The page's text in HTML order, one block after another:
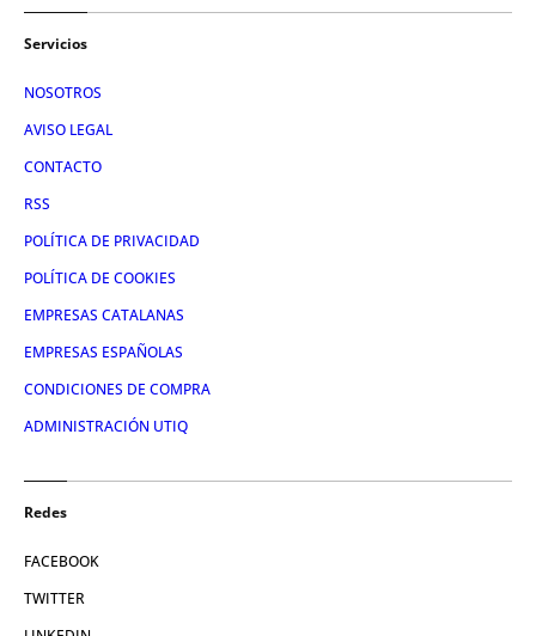
Servicios
NOSOTROS
AVISO LEGAL
CONTACTO
RSS
POLÍTICA DE PRIVACIDAD
POLÍTICA DE COOKIES
EMPRESAS CATALANAS
EMPRESAS ESPAÑOLAS
CONDICIONES DE COMPRA
ADMINISTRACIÓN UTIQ
Redes
FACEBOOK
TWITTER